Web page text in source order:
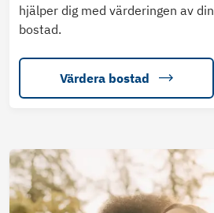
hjälper dig med värderingen av din
bostad.
Värdera bostad